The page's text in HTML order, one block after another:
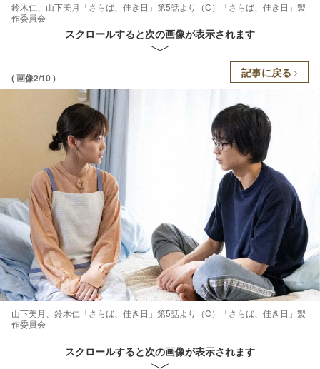
鈴木仁、山下美月「さらば、佳き日」第5話より（C）「さらば、佳き日」製
作委員会
スクロールすると次の画像が表示されます
( 画像2/10 ) 記事に戻る
山下美月、鈴木仁「さらば、佳き日」第5話より（C）「さらば、佳き日」製
作委員会
スクロールすると次の画像が表示されます